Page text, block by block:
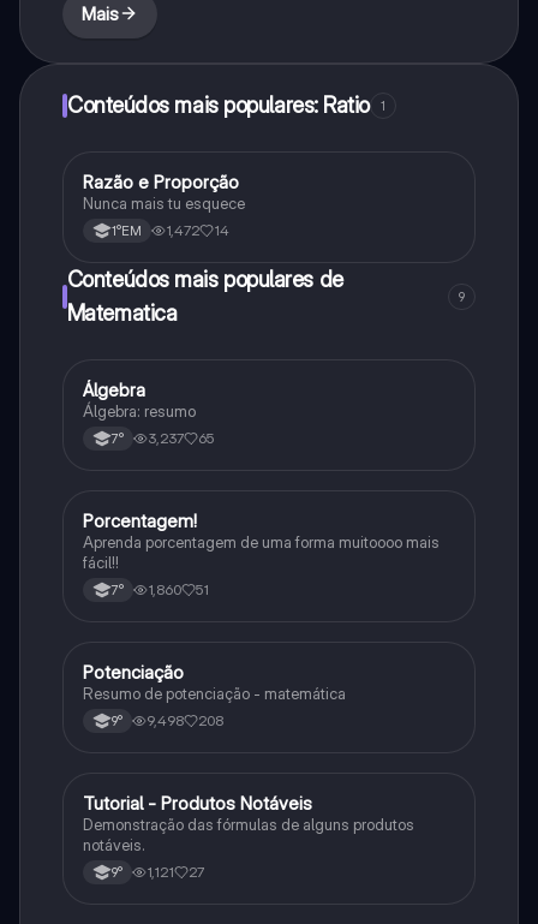
Mais
Conteúdos mais populares: Ratio 1
Matematica
Razão e Proporção
Nunca mais tu esquece
1°EM 1,472 14
Conteúdos mais populares de
Matematica
9
Matematica
Álgebra
Álgebra: resumo
7° 3,237 65
Matematica
Porcentagem!
Aprenda porcentagem de uma forma muitoooo mais
fácil!!
7° 1,860 51
Matematica
Potenciação
Resumo de potenciação - matemática
9° 9,498 208
Matematica
Tutorial - Produtos Notáveis
Demonstração das fórmulas de alguns produtos
notáveis.
9° 1,121 27